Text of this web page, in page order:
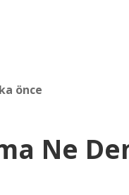
önce
Ne